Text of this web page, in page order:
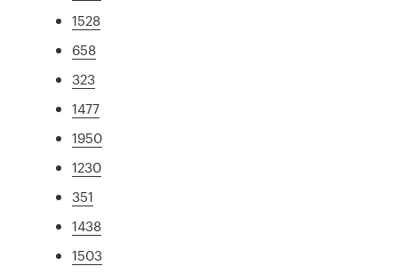
1528
658
323
1477
1950
1230
351
1438
1503